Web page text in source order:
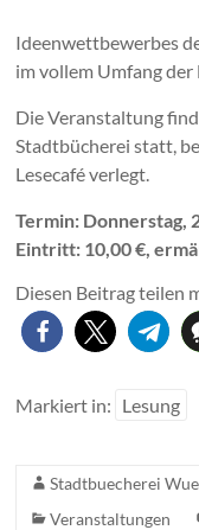
Ideenwettbewerbes
im vollem Umfang
Die Veranstaltung
Stadtbücherei statt,
Lesecafé verlegt.
Termin: Donnerstag,
Eintritt: 10,00 €,
Diesen Beitrag teilen
Markiert in: Lesung
Stadtbuecherei
Veranstaltungen